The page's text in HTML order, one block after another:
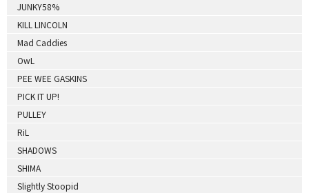
JUNKY58%
KILL LINCOLN
Mad Caddies
OwL
PEE WEE GASKINS
PICK IT UP!
PULLEY
RiL
SHADOWS
SHIMA
Slightly Stoopid